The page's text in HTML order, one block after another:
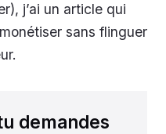
j’ai un article qui
sans flinguer
demandes